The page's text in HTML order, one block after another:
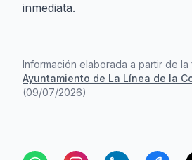
inmediata.
Información elaborada a partir de la
Ayuntamiento de La Línea de la
(09/07/2026)